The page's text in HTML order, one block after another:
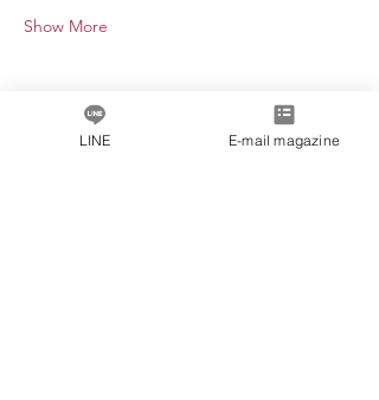
Show More
LINE E-mail magazine